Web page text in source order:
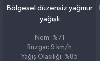
Bölgesel düzensiz yağmur
yağışlı
Nem: %71
Rüzgar: 9 km/h
Yağış Olasılığı: %85